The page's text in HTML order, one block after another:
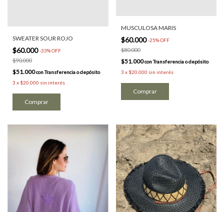
SWEATER SOUR ROJO
$60.000-33%OFF
$90.000
$51.000conTransferencia o depósito
3 x $20.000 sin interés
MUSCULOSA MARIS
$60.000-25%OFF
$80.000
$51.000conTransferencia o depósito
3 x $20.000 sin interés